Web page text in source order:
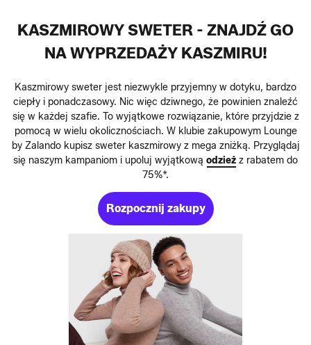
KASZMIROWY SWETER - ZNAJDŹ GO
NA WYPRZEDAŻY KASZMIRU!
Kaszmirowy sweter jest niezwykle przyjemny w dotyku, bardzo
ciepły i ponadczasowy. Nic więc dziwnego, że powinien znaleźć
się w każdej szafie. To wyjątkowe rozwiązanie, które przyjdzie z
pomocą w wielu okolicznościach. W klubie zakupowym Lounge
by Zalando kupisz sweter kaszmirowy z mega zniżką. Przyglądaj
się naszym kampaniom i upoluj wyjątkową odzież z rabatem do
75%*.
Rozpocznij zakupy